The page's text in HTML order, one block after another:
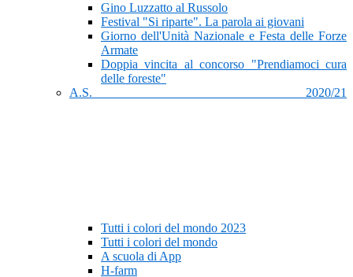
Gino Luzzatto al Russolo
Festival "Si riparte". La parola ai giovani
Giorno dell'Unità Nazionale e Festa delle Forze
Armate
Doppia vincita al concorso "Prendiamoci cura
delle foreste"
A.S. 2020/21
Tutti i colori del mondo 2023
Tutti i colori del mondo
A scuola di App
H-farm